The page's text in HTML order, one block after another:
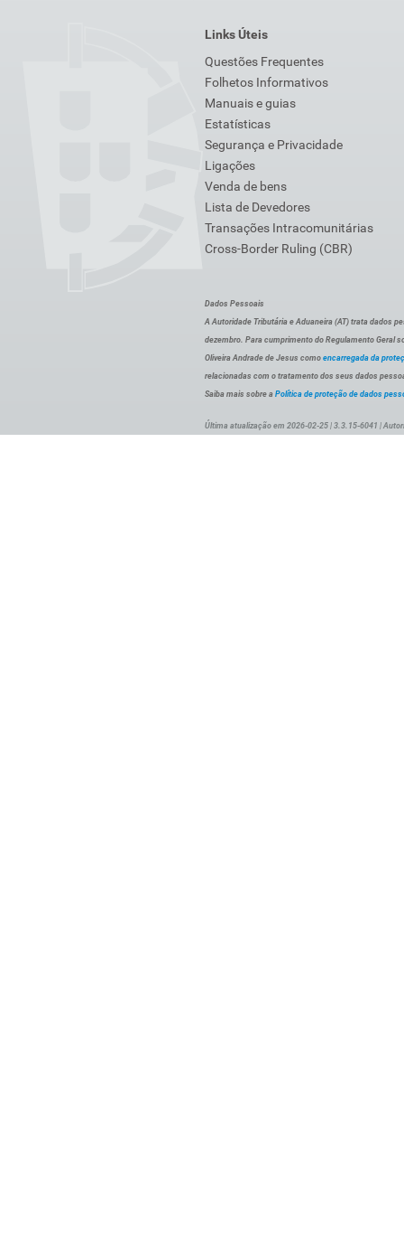
Links Úteis
Questões Frequentes
Folhetos Informativos
Manuais e guias
Estatísticas
Segurança e Privacidade
Ligações
Venda de bens
Lista de Devedores
Transações Intracomunitárias
Cross-Border Ruling (CBR)
Dados Pessoais
A Autoridade Tributária e Aduaneira (AT) trata dados
dezembro. Para cumprimento do Regulamento Geral
Oliveira Andrade de Jesus como encarregada da
relacionadas com o tratamento dos seus dados
Saiba mais sobre a Política de proteção de dados
Última atualização em 2026-02-25 | 3.3.15-6041 |